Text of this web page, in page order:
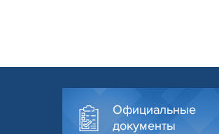
Официальные
документы